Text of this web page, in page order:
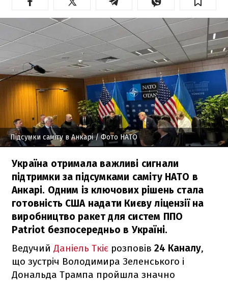
Підсумки саміту в Анкарі/ Фото НАТО
Україна отримала важливі сигнали
підтримки за підсумками саміту НАТО в
Анкарі. Одним із ключових рішень стала
готовність США надати Києву ліцензії на
виробництво ракет для систем ППО
Patriot безпосередньо в Україні.
Ведучий Даніель Ткіє розповів 24 Каналу,
що зустріч Володимира Зеленського і
Дональда Трампа пройшла значно